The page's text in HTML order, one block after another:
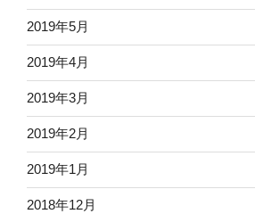
2019年5月
2019年4月
2019年3月
2019年2月
2019年1月
2018年12月